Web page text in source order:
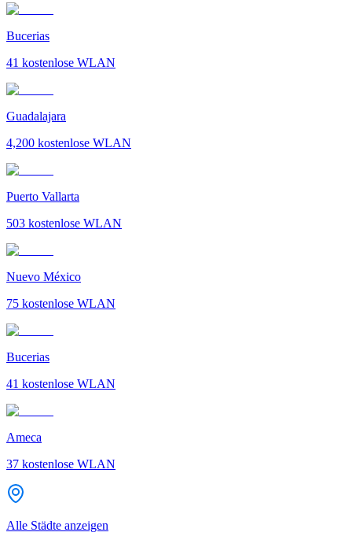
Bucerias
41 kostenlose WLAN
Guadalajara
4,200 kostenlose WLAN
Puerto Vallarta
503 kostenlose WLAN
Nuevo México
75 kostenlose WLAN
Bucerias
41 kostenlose WLAN
Ameca
37 kostenlose WLAN
Alle Städte anzeigen